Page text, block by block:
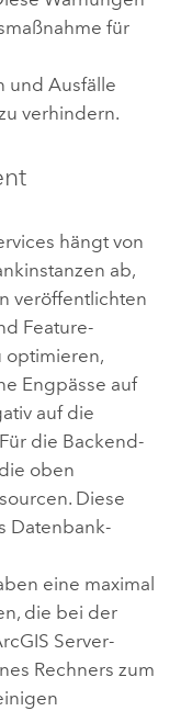
für
und Ausfälle
verhindern.
hängt von
ab,
veröffentlichten
Feature-
optimieren,
Engpässe auf
auf die
die Backend-
oben
Diese
Datenbank-
eine maximal
die bei der
Server-
Rechners zum